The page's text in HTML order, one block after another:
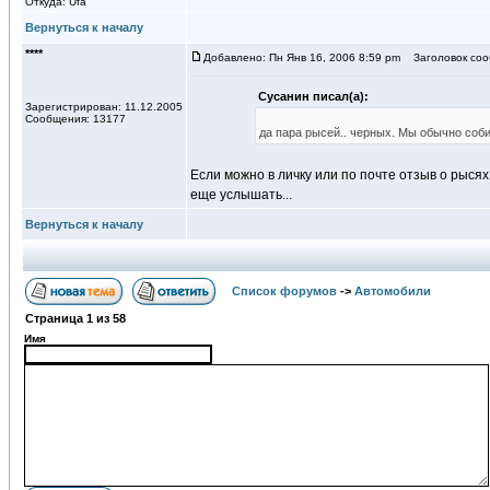
Вернуться к началу
****
Зарегистрирован: 11.12.2005
Сообщения: 13177
Добавлено: Пн Янв 16, 2006 8:59 pm Заголовок
Сусанин писал(а):
да пара рысей.. черных. Мы обычно
Если можно в личку или по почте отзыв о
еще услышать...
Вернуться к началу
Список форумов -> Автомобили
Страница 1 из 58
Имя